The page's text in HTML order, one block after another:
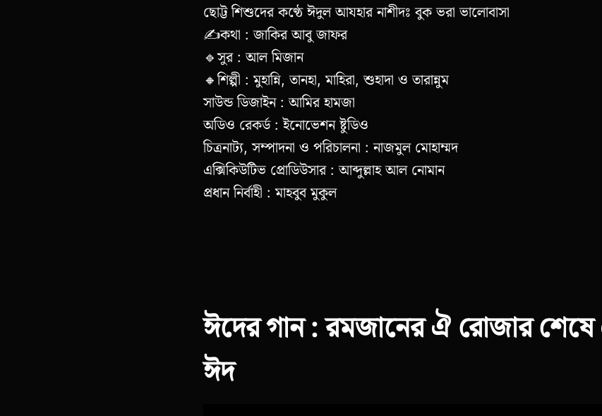
ছোট্ট শিশুদের কণ্ঠে ঈদুল আযহার নাশীদঃ বুক ভরা ভালোবাসা
✍কথা : জাকির আবু জাফর
🔹সুর : আল মিজান
🔸শিল্পী : মুহান্নি, তানহা, মাহিরা, শুহাদা ও তারান্নুম
সাউন্ড ডিজাইন : আমির হামজা
অডিও রেকর্ড : ইনোভেশন ষ্টুডিও
চিত্রনাট্য, সম্পাদনা ও পরিচালনা : নাজমুল মোহাম্মদ
এক্সিকিউটিভ প্রোডিউসার : আব্দুল্লাহ আল নোমান
প্রধান নির্বাহী : মাহবুব মুকুল
ঈদের গান : রমজানের ঐ রোজার
ঈদ